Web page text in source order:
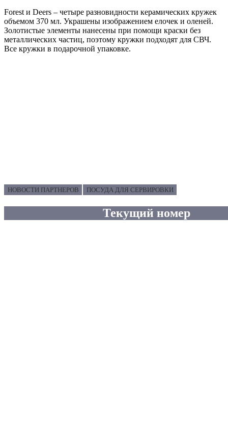
Forest и Deers – четыре разновидности керамических кружек
объемом 370 мл. Украшены изображением елочек и оленей.
Золотистые элементы нанесены при помощи краски без
металлических частиц, поэтому кружки подходят для СВЧ.
Все кружки в подарочной упаковке.
НОВОСТИ ПАРТНЕРОВ ПОСУДА ДЛЯ СЕРВИРОВКИ
Текущий номер